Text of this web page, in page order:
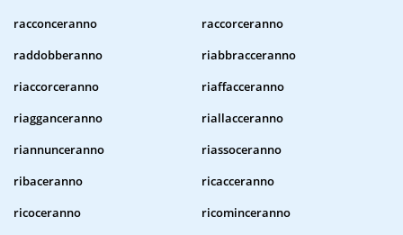
racconceranno
raccorceranno
raddobberanno
riabbracceranno
riaccorceranno
riaffacceranno
riagganceranno
riallacceranno
riannunceranno
riassoceranno
ribaceranno
ricacceranno
ricoceranno
ricominceranno